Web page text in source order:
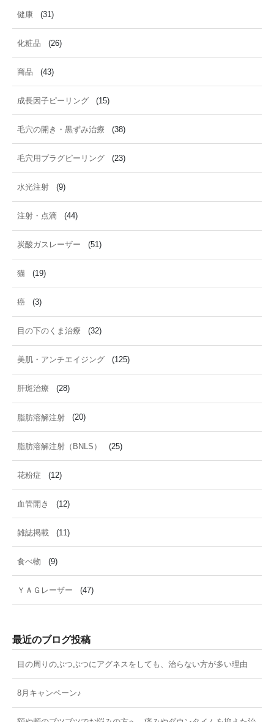
健康 (31)
化粧品 (26)
商品 (43)
成長因子ピーリング (15)
毛穴の開き・黒ずみ治療 (38)
毛穴用プラグピーリング (23)
水光注射 (9)
注射・点滴 (44)
炭酸ガスレーザー (51)
猫 (19)
癌 (3)
目の下のくま治療 (32)
美肌・アンチエイジング (125)
肝斑治療 (28)
脂肪溶解注射 (20)
脂肪溶解注射（BNLS） (25)
花粉症 (12)
血管開き (12)
雑誌掲載 (11)
食べ物 (9)
ＹＡＧレーザー (47)
最近のブログ投稿
目の周りのぶつぶつにアグネスをしても、治らない方が多い理由
8月キャンペーン♪